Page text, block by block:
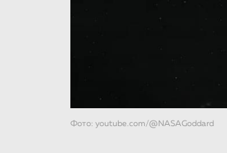
Фото: youtube.com/@NASAGoddard